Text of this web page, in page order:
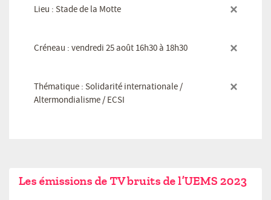
×
Lieu : Stade de la Motte
×
Créneau : vendredi 25 août 16h30 à 18h30
×
Thématique : Solidarité internationale /
Altermondialisme / ECSI
Les émissions de TV bruits de l’UEMS 2023